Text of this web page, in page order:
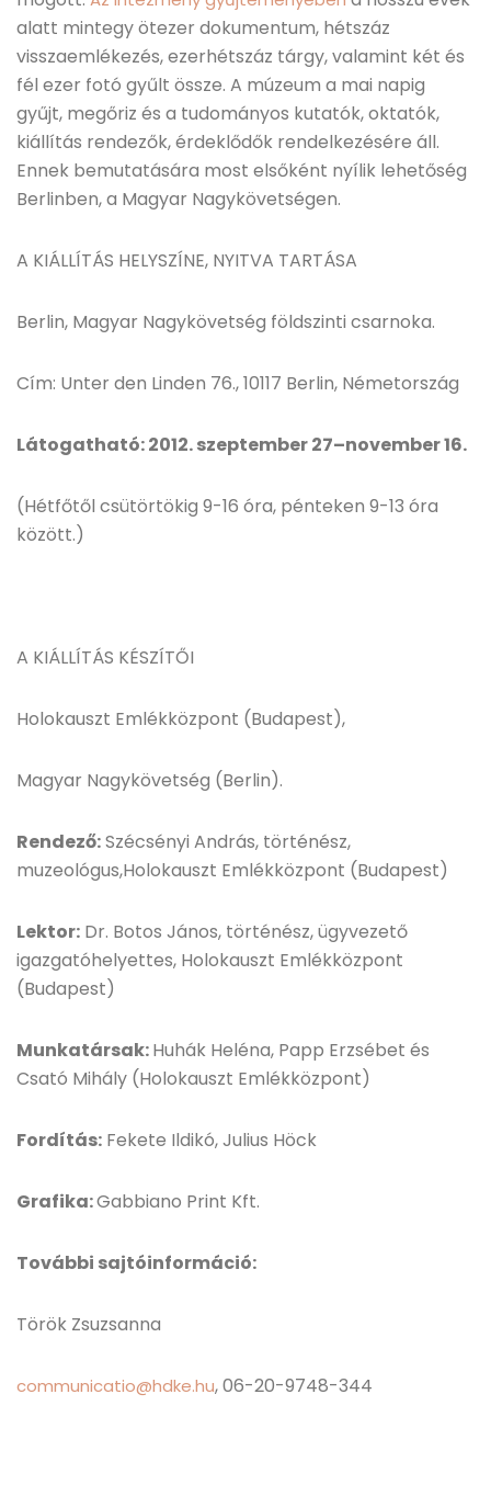
alatt mintegy ötezer dokumentum, hétszáz
visszaemlékezés, ezerhétszáz tárgy, valamint két és
fél ezer fotó gyűlt össze. A múzeum a mai napig
gyűjt, megőriz és a tudományos kutatók, oktatók,
kiállítás rendezők, érdeklődők rendelkezésére áll.
Ennek bemutatására most elsőként nyílik lehetőség
Berlinben, a Magyar Nagykövetségen.
A KIÁLLÍTÁS HELYSZÍNE, NYITVA TARTÁSA
Berlin, Magyar Nagykövetség földszinti csarnoka.
Cím: Unter den Linden 76., 10117 Berlin, Németország
Látogatható: 2012. szeptember 27–november 16.
(Hétfőtől csütörtökig 9-16 óra, pénteken 9-13 óra
között.)
A KIÁLLÍTÁS KÉSZÍTŐI
Holokauszt Emlékközpont (Budapest),
Magyar Nagykövetség (Berlin).
Rendező:Szécsényi András, történész,
muzeológus,Holokauszt Emlékközpont (Budapest)
Lektor: Dr. Botos János, történész, ügyvezető
igazgatóhelyettes, Holokauszt Emlékközpont
(Budapest)
Munkatársak:Huhák Heléna, Papp Erzsébet és
Csató Mihály (Holokauszt Emlékközpont)
Fordítás: Fekete Ildikó, Julius Höck
Grafika:Gabbiano Print Kft.
További sajtóinformáció:
Török Zsuzsanna
communicatio@hdke.hu, 06-20-9748-344